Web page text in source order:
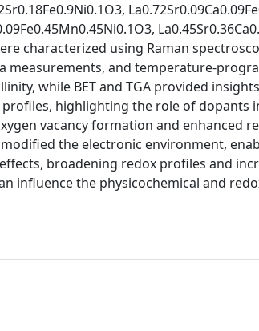
characterized using Raman
measurements, and temperature-
while BET and TGA provided
profiles, highlighting the role of dopants
vacancy formation and enhanced
the electronic environment,
broadening redox profiles and
influence the physicochemical and